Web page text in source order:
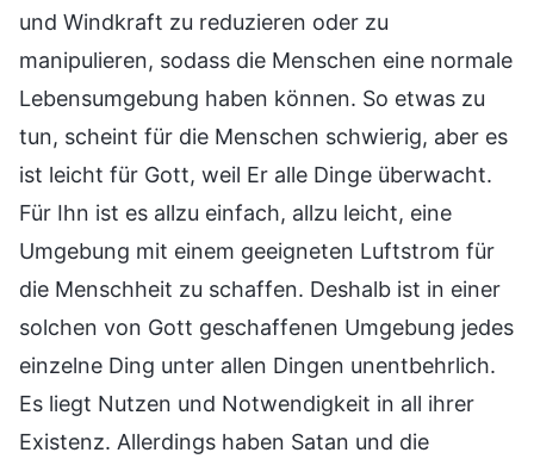
und Windkraft zu reduzieren oder zu
manipulieren, sodass die Menschen eine normale
Lebensumgebung haben können. So etwas zu
tun, scheint für die Menschen schwierig, aber es
ist leicht für Gott, weil Er alle Dinge überwacht.
Für Ihn ist es allzu einfach, allzu leicht, eine
Umgebung mit einem geeigneten Luftstrom für
die Menschheit zu schaffen. Deshalb ist in einer
solchen von Gott geschaffenen Umgebung jedes
einzelne Ding unter allen Dingen unentbehrlich.
Es liegt Nutzen und Notwendigkeit in all ihrer
Existenz. Allerdings haben Satan und die